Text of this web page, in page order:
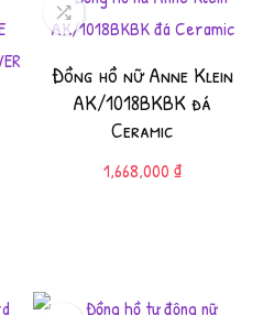
Đồng hồ nữ Anne Klein
AK/1018BKBK đá
Ceramic
1,668,000 ₫